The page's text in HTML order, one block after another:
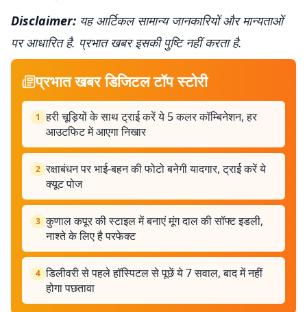
Disclaimer: यह आर्टिकल सामान्य जानकारियों और मान्यताओं
पर आधारित है. प्रभात खबर इसकी पुष्टि नहीं करता है.
प्रभात खबर डिजिटल टॉप स्टोरी
1 हरी चूड़ियों के साथ ट्राई करें ये 5 कलर कॉम्बिनेशन, हर
आउटफिट में आएगा निखार
2 रक्षाबंधन पर भाई-बहन की फोटो बनेगी यादगार, ट्राई करें ये
क्यूट पोज
3 कुणाल कपूर की स्टाइल में बनाएं मूंग दाल की सॉफ्ट इडली,
नाश्ते के लिए है परफेक्ट
4 डिलीवरी से पहले हॉस्पिटल से पूछें ये 7 सवाल, बाद में नहीं
होगा पछतावा